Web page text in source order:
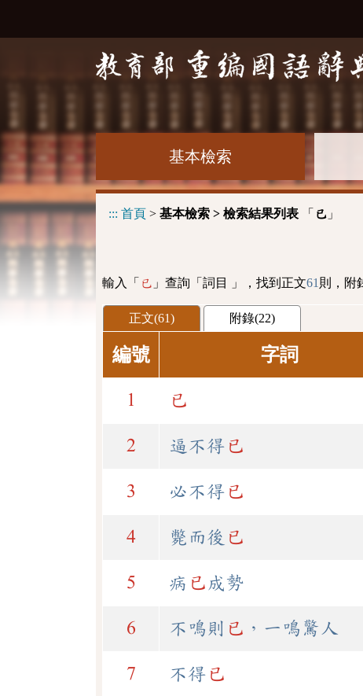
基本檢索
::: 首頁 > 基本檢索 > 檢索結果列表 「 已 」
輸入「 已 」查詢「詞目 」，找到正文61 則，附
正文(61) 附錄(22)
編號 字詞
1 已
2 逼不得 已
3 必不得 已
4 斃而後 已
5 病 已 成勢
6 不鳴則 已 ，一鳴驚人
7 不得 已